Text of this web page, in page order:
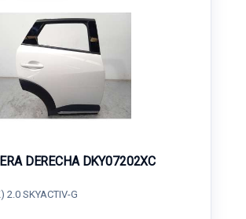
DERECHA DKY07202XC
2.0 SKYACTIV-G